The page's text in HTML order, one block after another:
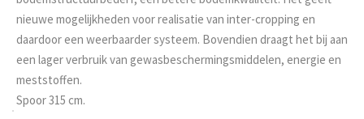
nieuwe mogelijkheden voor realisatie van inter-cropping en
daardoor een weerbaarder systeem. Bovendien draagt het bij aan
een lager verbruik van gewasbeschermingsmiddelen, energie en
meststoffen.
Spoor 315 cm.